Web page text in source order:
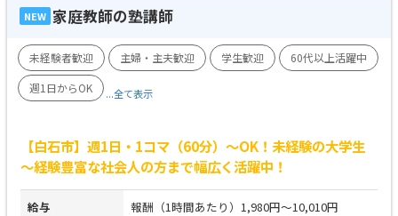
NEW 家庭教師の塾講師
未経験者歓迎 主婦・主夫歓迎 学生歓迎
60代以上活躍中
週1日からOK
...全て表示
【白石市】週1日・1コマ（60分）～OK！未経験の大学生
～経験豊富な社会人の方まで幅広く活躍中！
給与 報酬（1時間あたり）1,980円～10,010円